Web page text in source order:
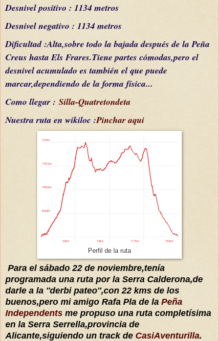
Desnivel positivo : 1134 metros
Desnivel negativo : 1134 metros
Dificultad :Alta,sobre todo la bajada después de la Peña
Creus hasta ElsFrares.Tiene partes cómodas,pero el
desnivel acumulado es también el que puede
marcar,dependiendo de la forma física...
Como llegar : Silla-Quatretondeta
Nuestra ruta en wikiloc :Pinchar aqui
Perfil de la ruta
Para el sábado 22 de noviembre,tenía
programada una ruta por la Serra Calderona,de
darle a la ''derbi pateo'',con 22 kms de los
buenos,pero mi amigo Rafa Pla de la Peña
Independents me propuso una ruta completísima
en la Serra Serrella,provincia de
Alicante,siguiendo un track de CasiAventurilla.